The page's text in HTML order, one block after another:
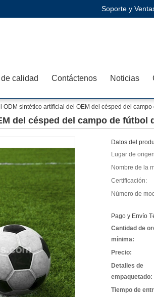
Soporte y
calidad Contáctenos Noticias
ODM sintético artificial del OEM del césped del
del césped del campo de fútbol
Datos del
Lugar de
Nombre de la
Certificación:
Número de
Pago y Envío
Cantidad de
mínima:
Precio:
Detalles de
empaquetado:
Tiempo de